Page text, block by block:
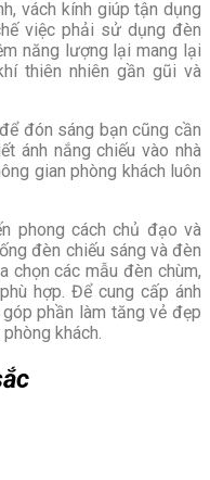
vách kính giúp tận dụng
việc phải sử dụng đèn
năng lượng lại mang lại
thiên nhiên gần gũi và
đón sáng bạn cũng cần
ánh nắng chiếu vào nhà
gian phòng khách luôn
phong cách chủ đạo và
đèn chiếu sáng và đèn
chọn các mẫu đèn chùm,
hợp. Để cung cấp ánh
phần làm tăng vẻ đẹp
khách.